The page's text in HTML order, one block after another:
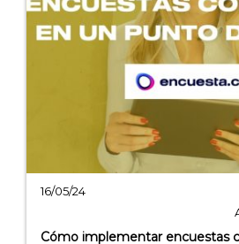
16/05/24
Cómo implementar encuestas